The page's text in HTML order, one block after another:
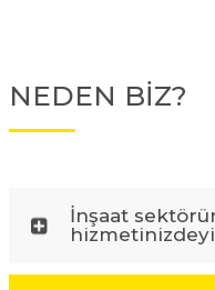
NEDEN BİZ?
İnşaat